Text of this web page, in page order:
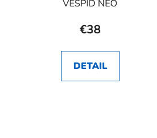
VESPID NEO
€38
DETAIL